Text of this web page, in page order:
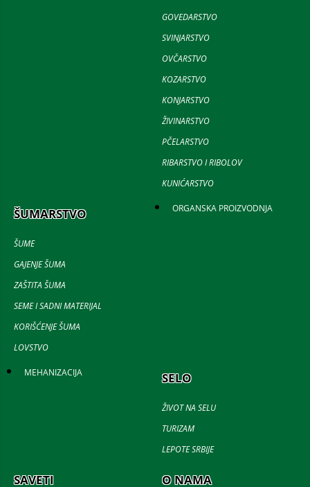
GOVEDARSTVO
SVINJARSTVO
OVČARSTVO
KOZARSTVO
KONJARSTVO
ŽIVINARSTVO
PČELARSTVO
RIBARSTVO I RIBOLOV
KUNIĆARSTVO
ŠUMARSTVO
ŠUME
GAJENJE ŠUMA
ZAŠTITA ŠUMA
SEME I SADNI MATERIJAL
KORIŠĆENJE ŠUMA
LOVSTVO
ORGANSKA PROIZVODNJA
MEHANIZACIJA SELO
ŽIVOT NA SELU
TURIZAM
LEPOTE SRBIJE
SAVETI O NAMA